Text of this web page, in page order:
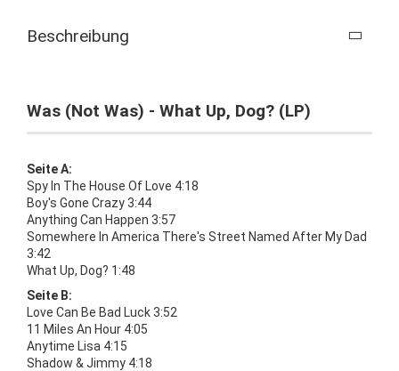
Beschreibung
Was (Not Was) - What Up, Dog? (LP)
Seite A:
Spy In The House Of Love 4:18
Boy's Gone Crazy 3:44
Anything Can Happen 3:57
Somewhere In America There's Street Named After My Dad
3:42
What Up, Dog? 1:48
Seite B:
Love Can Be Bad Luck 3:52
11 Miles An Hour 4:05
Anytime Lisa 4:15
Shadow & Jimmy 4:18